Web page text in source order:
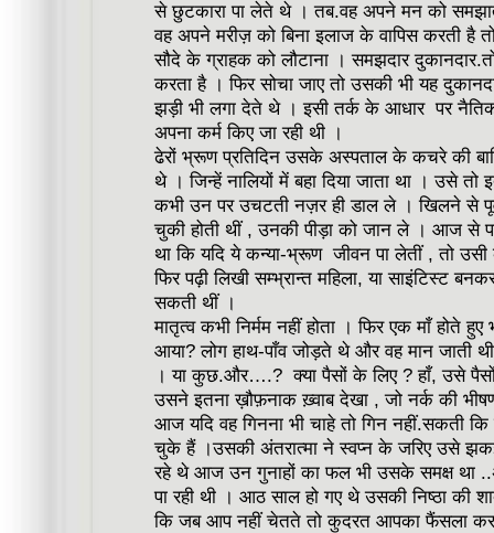
से छुटकारा पा लेते थे । तब.वह अपने मन को
वह अपने मरीज़ को बिना इलाज के वापिस करती है
सौदे के ग्राहक को लौटाना । समझदार
करता है । फिर सोचा जाए तो उसकी भी यह
झड़ी भी लगा देते थे । इसी तर्क के आधार पर
अपना कर्म किए जा रही थी ।
ढेरों भ्रूण प्रतिदिन उसके अस्पताल के कचरे की
थे । जिन्हें नालियों में बहा दिया जाता था । उसे तो
कभी उन पर उचटती नज़र ही डाल ले । खिलने से
चुकी होती थीं , उनकी पीड़ा को जान ले । आज से
था कि यदि ये कन्या-भ्रूण जीवन पा लेतीं , तो उसी
फिर पढ़ी लिखी सम्भ्रान्त महिला, या साइंटिस्ट
सकती थीं ।
मातृत्व कभी निर्मम नहीं होता । फिर एक माँ होते
आया? लोग हाथ-पाँव जोड़ते थे और वह मान जाती थी
। या कुछ.और….? क्या पैसों के लिए ? हाँ, उसे
उसने इतना ख़ौफ़नाक ख़्वाब देखा , जो नर्क की
आज यदि वह गिनना भी चाहे तो गिन नहीं.सकती
चुके हैं ।उसकी अंतरात्मा ने स्वप्न के जरिए उसे
रहे थे आज उन गुनाहों का फल भी उसके समक्ष था
पा रही थी । आठ साल हो गए थे उसकी निष्ठा की
कि जब आप नहीं चेतते तो कुदरत आपका फैंसला